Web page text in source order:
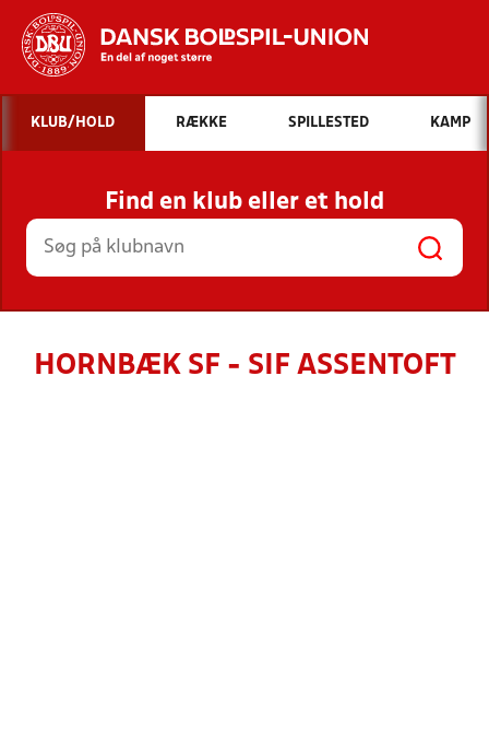
Hvad vil du søge efter?
INDHOLD OG NYHEDER
STILLINGER, RESULTATER, KLUBBER OG
HOLD
KLUB/HOLD RÆKKE SPILLESTED KAMP
Find en klub eller et hold
HORNBÆK SF - SIF ASSENTOFT